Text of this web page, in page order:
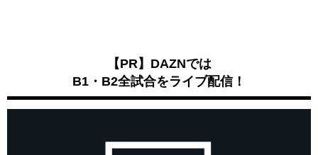
【PR】DAZNでは
B1・B2全試合をライブ配信！